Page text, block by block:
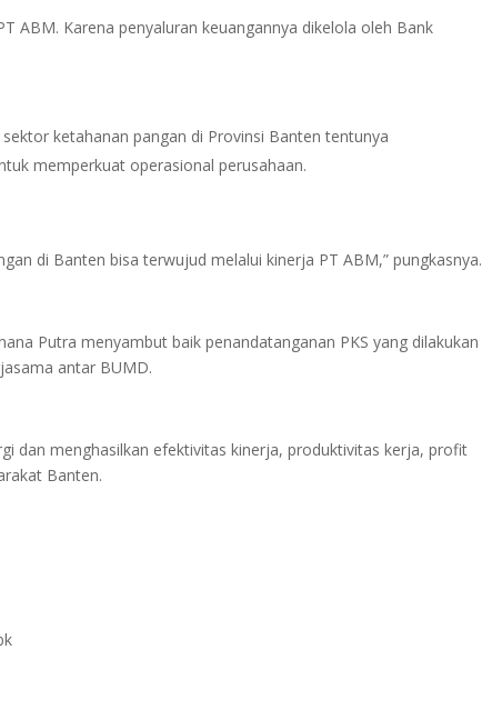
ABM. Karena penyaluran keuangannya dikelola oleh Bank
ketahanan pangan di Provinsi Banten tentunya
memperkuat operasional perusahaan.
di Banten bisa terwujud melalui kinerja PT ABM,” pungkasnya.
Putra menyambut baik penandatanganan PKS yang dilakukan
antar BUMD.
dan menghasilkan efektivitas kinerja, produktivitas kerja, profit
Banten.